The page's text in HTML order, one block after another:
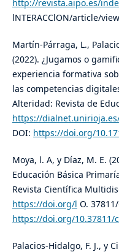
http://revista.aipo.es/
lNTERACClON/article/
Martín-Párraga, L.,
(2022). ¿Jugamos o
experiencia formativa
las competencias
Alteridad: Revista de
https://
DOI: https://doi.org/
Moya, l. A, y Díaz, M. E.
Educación Básica
Revista Científica
https://doi.org/l O.
https://doi.org/10.37811/
Palacios-Hidalgo, F. J., y